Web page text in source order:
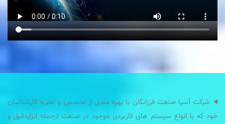
شرکت آسیا صنعت فرزانگان با بهره مندی از تخصص و تجربه کارشناسان
خود که با انواع سیستم های کاربردی موجود در صنعت ازجمله ابزاردقیق و